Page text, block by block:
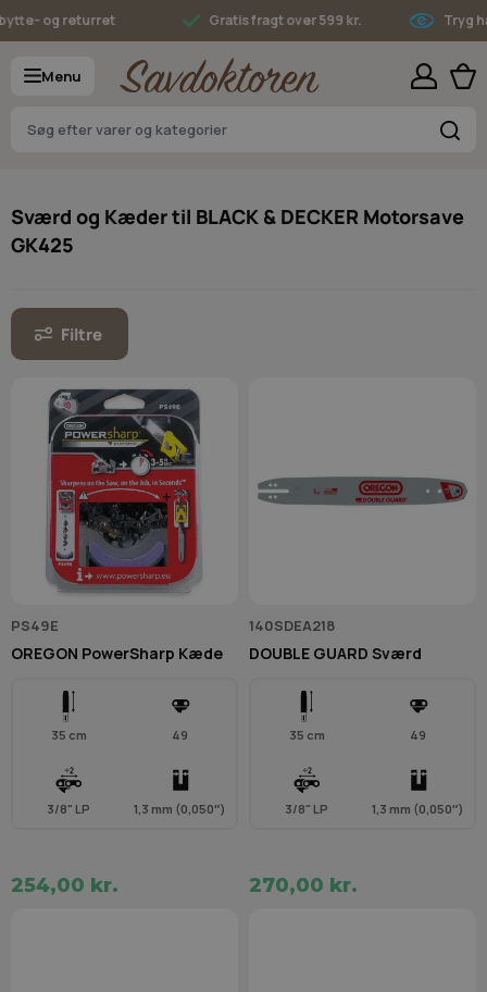
Skip to Content
og returret Gratis fragt over 599 kr. Tryg
Menu
Sværd og Kæder til BLACK & DECKER Motorsave
GK425
Filtre
PS49E
OREGON PowerSharp Kæde
35 cm 49
3/8" LP 1,3 mm (0,050″)
254,00 kr.
140SDEA218
DOUBLE GUARD Sværd
35 cm 49
3/8" LP 1,3 mm (0,050″)
270,00 kr.